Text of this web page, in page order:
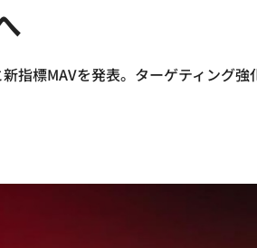
標MAVを発表。ターゲティング強